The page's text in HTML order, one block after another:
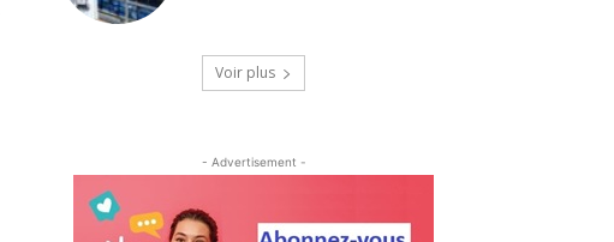
Voir plus
- Advertisement -